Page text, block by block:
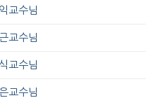
교수님
교수님
교수님
교수님